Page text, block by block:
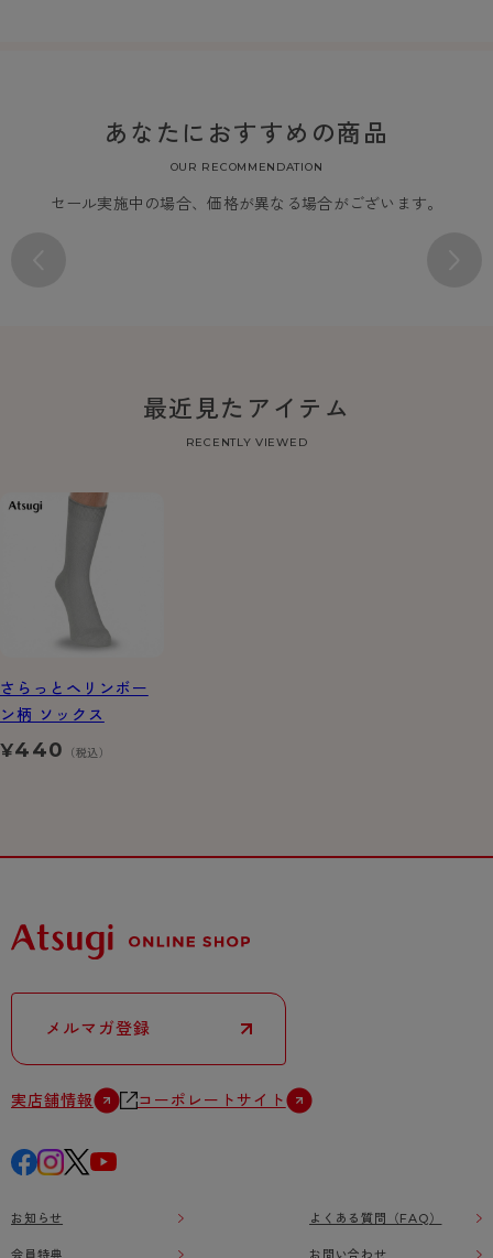
あなたにおすすめの商品
OUR RECOMMENDATION
セール実施中の場合、価格が異なる場合がございます。
最近見たアイテム
RECENTLY VIEWED
さらっとヘリンボー
ン柄 ソックス
¥440 （税込）
メルマガ登録
実店舗情報 コーポレートサイト
お知らせ
会員特典
よくある質問（FAQ）
お問い合わせ